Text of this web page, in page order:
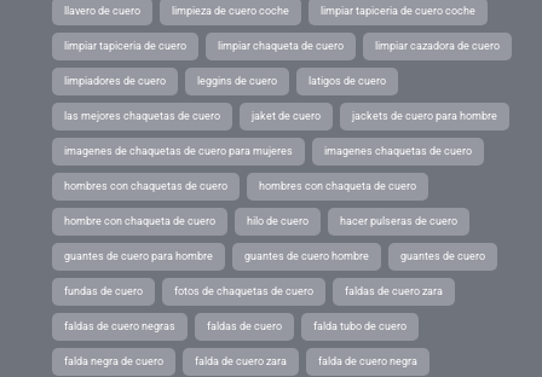
llavero de cuero limpieza de cuero coche limpiar tapiceria de cuero coche
limpiar tapiceria de cuero limpiar chaqueta de cuero limpiar cazadora de cuero
limpiadores de cuero leggins de cuero latigos de cuero
las mejores chaquetas de cuero jaket de cuero jackets de cuero para hombre
imagenes de chaquetas de cuero para mujeres imagenes chaquetas de cuero
hombres con chaquetas de cuero hombres con chaqueta de cuero
hombre con chaqueta de cuero hilo de cuero hacer pulseras de cuero
guantes de cuero para hombre guantes de cuero hombre guantes de cuero
fundas de cuero fotos de chaquetas de cuero faldas de cuero zara
faldas de cuero negras faldas de cuero falda tubo de cuero
falda negra de cuero falda de cuero zara falda de cuero negra